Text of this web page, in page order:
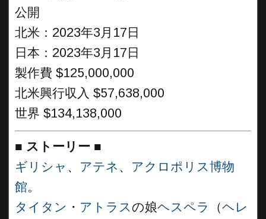
公開
北米：2023年3月17日
日本：2023年3月17日
製作費 $125,000,000
北米興行収入 $57,638,000
世界 $134,138,000
■ ストーリー ■
ギリシャ 、 アテネ 、 アクロポリス博物
館。
タイタン ・ アトラスの娘ヘスペラ （ヘレ